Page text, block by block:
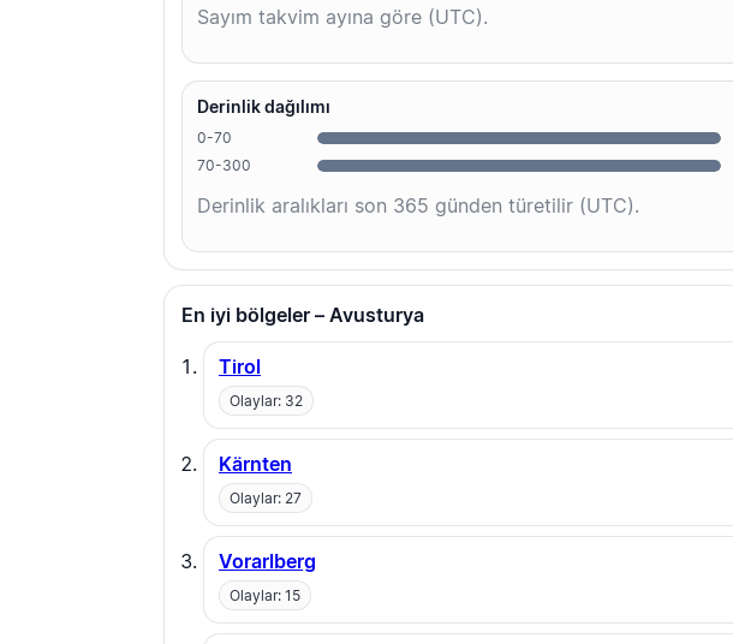
Sayım takvim ayına göre (UTC).
Derinlik dağılımı
0-70
70-300
Derinlik aralıkları son 365 günden türetilir (UTC).
En iyi bölgeler – Avusturya
Tirol
Olaylar: 32
Kärnten
Olaylar: 27
Vorarlberg
Olaylar: 15